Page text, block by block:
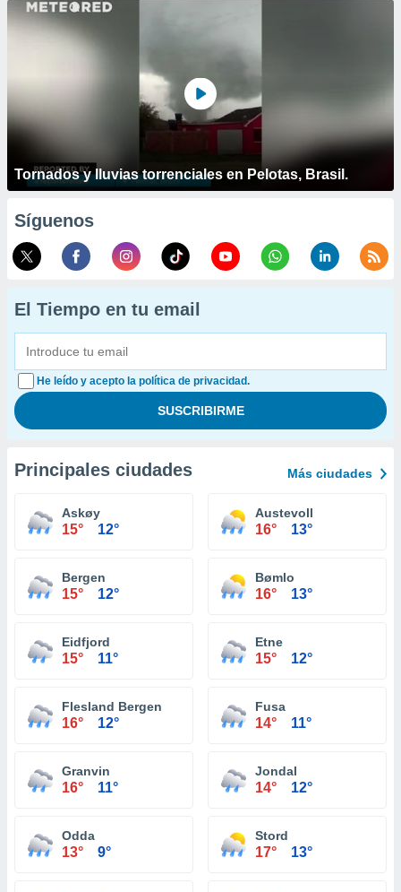
Tornados y lluvias torrenciales en Pelotas, Brasil.
Síguenos
El Tiempo en tu email
He leído y acepto la política de privacidad.
Principales ciudades Más ciudades
Askøy
15° 12°
Austevoll
16° 13°
Bergen
15° 12°
Bømlo
16° 13°
Eidfjord
15° 11°
Etne
15° 12°
Flesland Bergen
16° 12°
Fusa
14° 11°
Granvin
16° 11°
Jondal
14° 12°
Odda
13° 9°
Stord
17° 13°